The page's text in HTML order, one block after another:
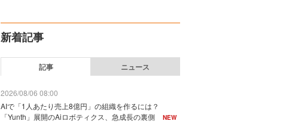
新着記事
記事 ニュース
2026/08/06 08:00
AIで「1人あたり売上8億円」の組織を作るには？
「Yunth」展開のAiロボティクス、急成長の裏側
NEW